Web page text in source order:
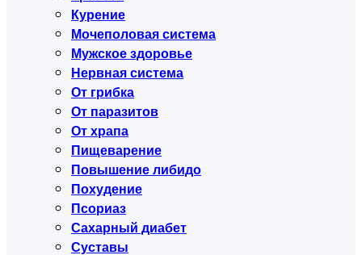
Курение
Мочеполовая система
Мужское здоровье
Нервная система
От грибка
От паразитов
От храпа
Пищеварение
Повышение либидо
Похудение
Псориаз
Сахарный диабет
Суставы